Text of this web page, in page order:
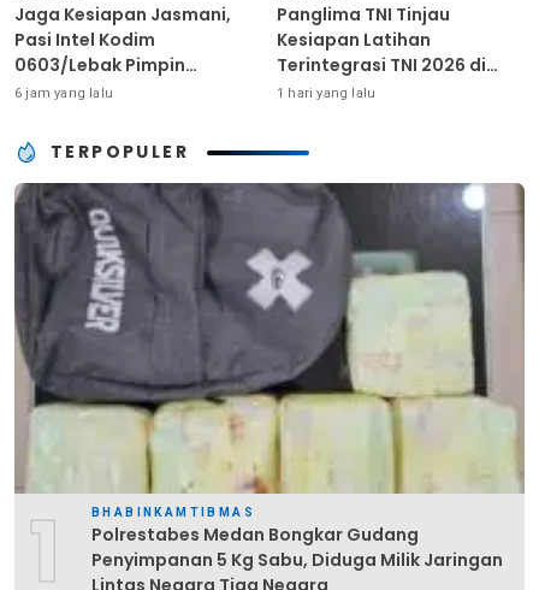
Jaga Kesiapan Jasmani,
Pasi Intel Kodim
0603/Lebak Pimpin
Pembinaan Fisik Rutin
6 jam yang lalu
Panglima TNI Tinjau
Kesiapan Latihan
Terintegrasi TNI 2026 di
Dabo Singkep
1 hari yang lalu
TERPOPULER
1 BHABINKAMTIBMAS
Polrestabes Medan Bongkar Gudang
Penyimpanan 5 Kg Sabu, Diduga Milik Jaringan